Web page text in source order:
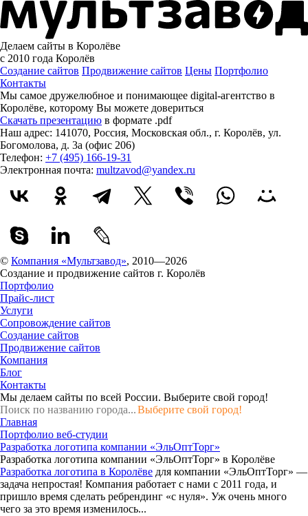
Делаем сайты в Королёве
с 2010 года Королёв
Создание сайтов Продвижение сайтов Цены Портфолио
Контакты
Мы самое дружелюбное и понимающее digital-агентство в
Королёве, которому Вы можете довериться
Скачать презентацию в формате .pdf
Наш адрес: 141070, Россия, Московская обл., г. Королёв, ул.
Богомолова, д. 3а (офис 206)
Телефон: +7 (495) 166-19-31
Электронная почта: multzavod@yandex.ru
© Компания «Мультзавод», 2010—2026
Создание и продвижение сайтов г. Королёв
Портфолио
Прайс-лист
Услуги
Сопровождение сайтов
Создание сайтов
Продвижение сайтов
Компания
Блог
Контакты
Мы делаем сайты по всей России. Выберите свой город!
Выберите свой город!
Главная
Портфолио веб-студии
Разработка логотипа компании «ЭльОптТорг»
Разработка логотипа компании «ЭльОптТорг» в Королёве
Разработка логотипа в Королёве для компании «ЭльОптТорг» —
задача непростая! Компания работает с нами с 2011 года, и
пришло время сделать ребрендинг «с нуля». Уж очень много
чего за это время изменилось...